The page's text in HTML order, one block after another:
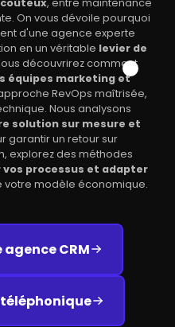
On vous dévoile pourquoi
d'une agence experte
en un véritable levier de
découvrirez comment
équipes marketing et
RevOps maîtrisée,
Nous analysons
solution sur mesure et
garantir un retour sur
explorez des méthodes
processus et adapter
votre modèle économique.
CRM
téléphonique